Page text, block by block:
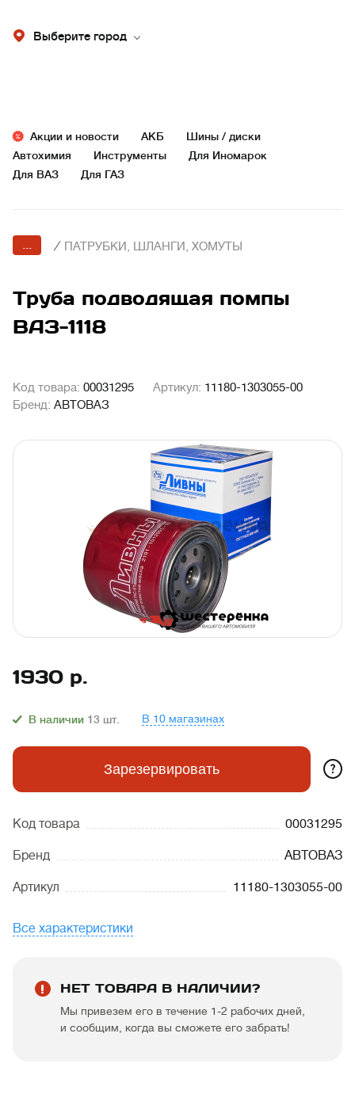
Выберите город
Акции и новости АКБ
Шины / диски
Автохимия
Инструменты
Для Иномарок
Для ВАЗ
Для ГАЗ
... / ПАТРУБКИ, ШЛАНГИ, ХОМУТЫ
Труба подводящая помпы
ВАЗ-1118
Код товара: 00031295 Артикул: 11180-1303055-00
Бренд: АВТОВАЗ
1930 р.
В наличии 13 шт. В 10 магазинах
Зарезервировать ?
Код товара 00031295
Бренд АВТОВАЗ
Артикул 11180-1303055-00
Все характеристики
НЕТ ТОВАРА В НАЛИЧИИ?
Мы привезем его в течение 1-2 рабочих дней,
и сообщим, когда вы сможете его забрать!